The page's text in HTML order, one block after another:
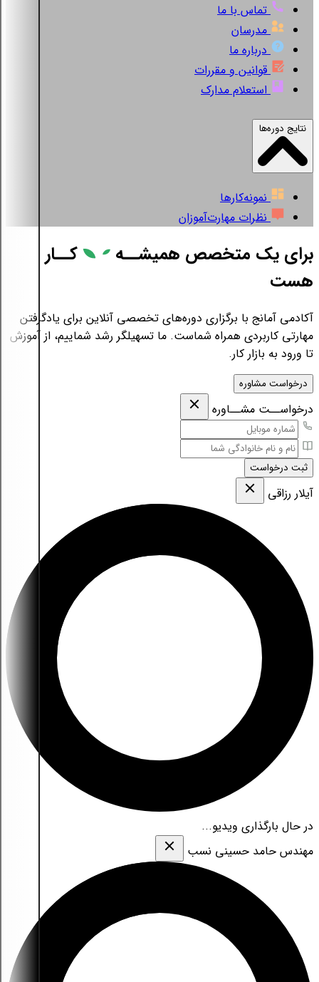
تماس با ما
مدرسان
درباره ما
قوانین و مقررات
استعلام مدارک
نتایج دوره‌ها
نمونه‌کارها
نظرات مهارت‌آموزان
برای یک متخصص همیشــه
کــار
هست
آکادمی آمانج با برگزاری دوره‌های تخصصی آنلاین برای یادگرفتن
مهارتی کاربردی همراه شماست. ما تسهیلگر رشد شماییم، از آموزش
تا ورود به بازار کار.
درخواست مشاوره
درخواســت مشــاوره
ثبت درخواست
آیلار رزاقی
در حال بارگذاری ویدیو...
مهندس حامد حسینی نسب